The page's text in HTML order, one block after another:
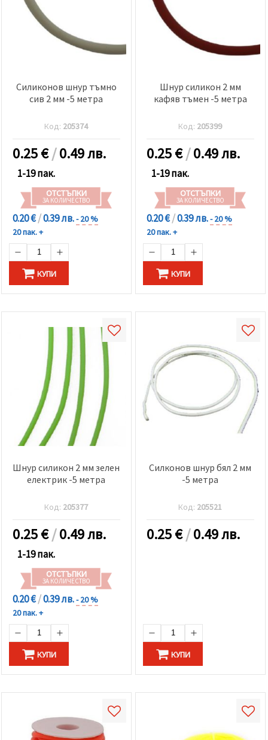
Силиконов шнур тъмно
сив 2 мм -5 метра
Код: 205374
0.25€/0.49 лв.
1-19 пак.
ОТСТЪПКИ
ЗА КОЛИЧЕСТВО
0.20 €/0.39 лв.- 20 %
20 пак. +
КУПИ
Шнур силикон 2 мм
кафяв тъмен -5 метра
Код: 205399
0.25€/0.49 лв.
1-19 пак.
ОТСТЪПКИ
ЗА КОЛИЧЕСТВО
0.20 €/0.39 лв.- 20 %
20 пак. +
КУПИ
Шнур силикон 2 мм зелен
електрик -5 метра
Код: 205377
0.25€/0.49 лв.
1-19 пак.
ОТСТЪПКИ
ЗА КОЛИЧЕСТВО
0.20 €/0.39 лв.- 20 %
20 пак. +
КУПИ
Силконов шнур бял 2 мм
-5 метра
Код: 205521
0.25€/0.49 лв.
КУПИ